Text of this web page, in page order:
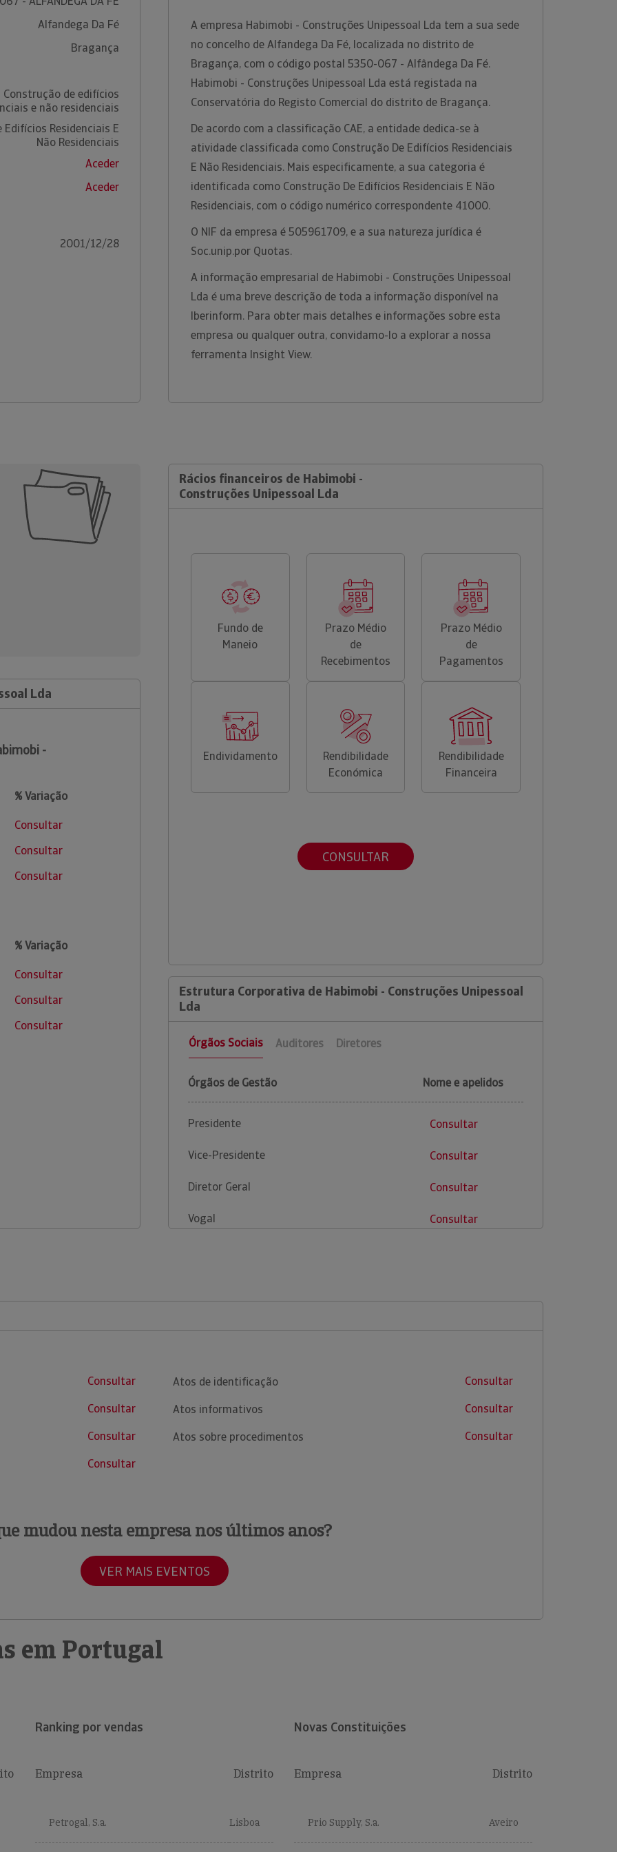
Alfandega Da Fé
Bragança
de edifícios
e não residenciais
Edifícios Residenciais E
Não Residenciais
Aceder
Aceder
2001/12/28
A empresa Habimobi - Construções Unipessoal Lda tem a sua sede
no concelho de Alfandega Da Fé, localizada no distrito de
Bragança, com o código postal 5350-067 - Alfândega Da Fé.
Habimobi - Construções Unipessoal Lda está registada na
Conservatória do Registo Comercial do distrito de Bragança.
De acordo com a classificação CAE, a entidade dedica-se à
atividade classificada como Construção De Edifícios Residenciais
E Não Residenciais. Mais especificamente, a sua categoria é
identificada como Construção De Edifícios Residenciais E Não
Residenciais, com o código numérico correspondente 41000.
O NIF da empresa é 505961709, e a sua natureza jurídica é
Soc.unip.por Quotas.
A informação empresarial de Habimobi - Construções Unipessoal
Lda é uma breve descrição de toda a informação disponível na
Iberinform. Para obter mais detalhes e informações sobre esta
empresa ou qualquer outra, convidamo-lo a explorar a nossa
ferramenta Insight View.
Lda
-
% Variação
Consultar
Consultar
Consultar
% Variação
Consultar
Consultar
Consultar
Rácios financeiros de Habimobi -
Construções Unipessoal Lda
Fundo de
Maneio
Prazo Médio
de
Recebimentos
Prazo Médio
de
Pagamentos
Endividamento
Rendibilidade
Económica
Rendibilidade
Financeira
CONSULTAR
Estrutura Corporativa de Habimobi - Construções Unipessoal
Lda
Órgãos Sociais Auditores Diretores
Órgãos de Gestão Nome e apelidos
Presidente Consultar
Vice-Presidente Consultar
Diretor Geral Consultar
Vogal Consultar
Consultar
Consultar
Consultar
Consultar
Atos de identificação
Consultar
Atos informativos
Consultar
Atos sobre procedimentos
Consultar
mudou nesta empresa nos últimos anos?
VER MAIS EVENTOS
em Portugal
Ranking por vendas
Empresa Distrito
Petrogal, S.a. Lisboa
Novas Constituições
Empresa Distrito
Prio Supply, S.a. Aveiro